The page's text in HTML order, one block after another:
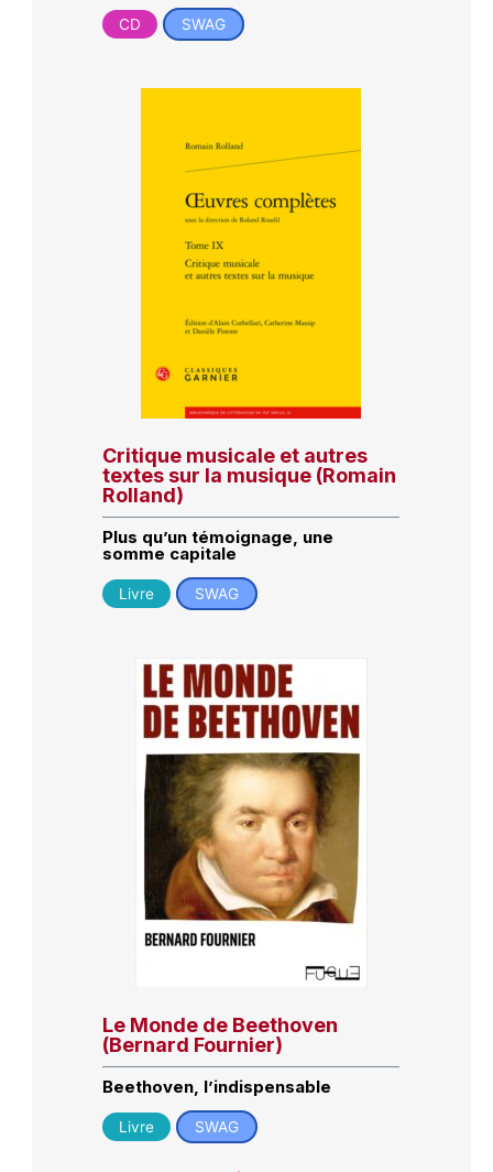
CD SWAG
Critique musicale et autres
textes sur la musique (Romain
Rolland)
Plus qu’un témoignage, une
somme capitale
Livre SWAG
Le Monde de Beethoven
(Bernard Fournier)
Beethoven, l’indispensable
Livre SWAG